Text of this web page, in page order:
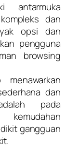
antarmuka
dan
opsi dan
pengguna
browsing
dan
pada
gangguan